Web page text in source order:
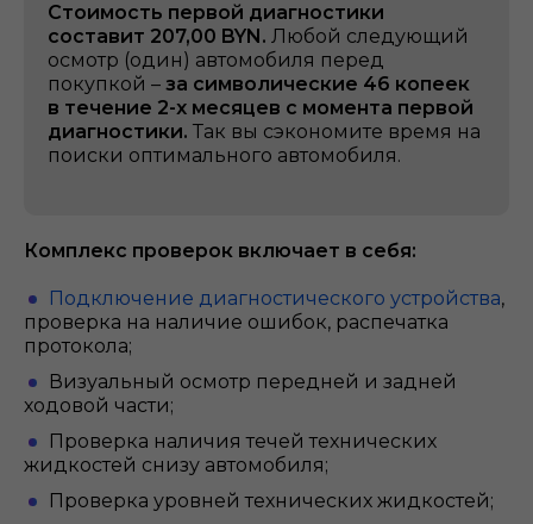
Стоимость первой диагностики
составит 207,00 BYN. Любой следующий
осмотр (один) автомобиля перед
покупкой – за символические 46 копеек
в течение 2-х месяцев с момента первой
диагностики. Так вы сэкономите время на
поиски оптимального автомобиля.
Комплекс проверок включает в себя:
Подключение диагностического устройства,
проверка на наличие ошибок, распечатка
протокола;
Визуальный осмотр передней и задней
ходовой части;
Проверка наличия течей технических
жидкостей снизу автомобиля;
Проверка уровней технических жидкостей;